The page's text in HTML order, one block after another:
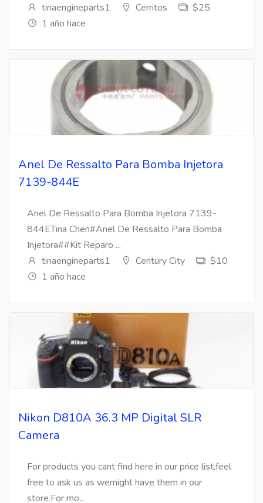
tinaengineparts1
Cerritos
$25
1 año hace
Anel De Ressalto Para Bomba Injetora
7139-844E
Anel De Ressalto Para Bomba Injetora 7139-
844ETina Chen#Anel De Ressalto Para Bomba
Injetora##Kit Reparo ...
tinaengineparts1
Century City
$10
1 año hace
Nikon D810A 36.3 MP Digital SLR
Camera
For products you cant find here in our price list,feel
free to ask us as wemight have them in our
store.For mo...